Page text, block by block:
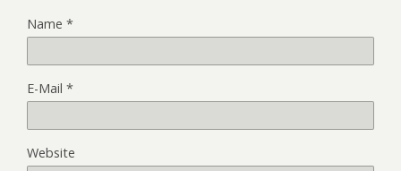
Name *
E-Mail *
Website